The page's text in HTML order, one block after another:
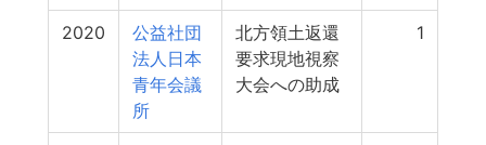
2020
公益社団
法人日本
青年会議
所
北方領土返還
要求現地視察
大会への助成
1